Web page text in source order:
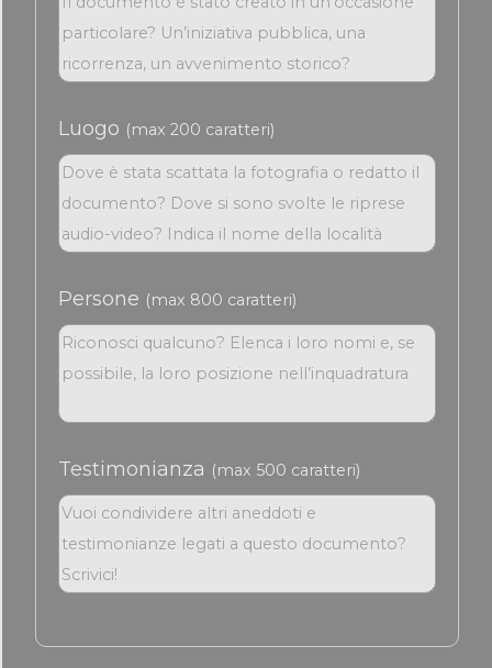
Luogo (max 200 caratteri)
Persone (max 800 caratteri)
Testimonianza (max 500 caratteri)